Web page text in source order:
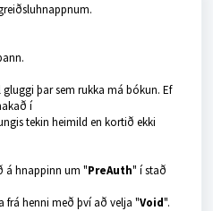
þar sem rukka má bókun. Ef
í
tekin heimild en kortið ekki
á hnappinn um "PreAuth" í stað
frá henni með því að velja "Void".